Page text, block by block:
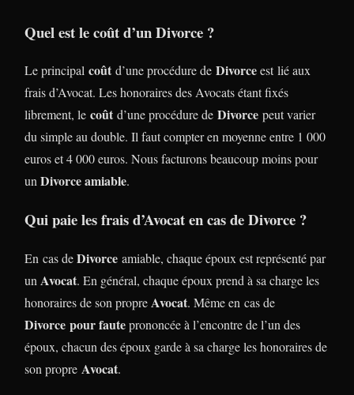
Quel est le coût d’un Divorce ?
Le principal coût d’une procédure de Divorceest lié aux
frais d’Avocat. Les honoraires des Avocats étant fixés
librement, le coût d’une procédure de Divorce peut varier
du simple au double. Il faut compter en moyenne entre 1 000
euros et 4 000 euros. Nous facturons beaucoup moins pour
unDivorce amiable.
Qui paie les frais d’Avocat en cas de Divorce ?
En cas deDivorce amiable, chaque époux est représenté par
un Avocat. En général, chaque époux prend à sa charge les
honoraires de son propreAvocat. Même en cas de
Divorce pour fauteprononcée à l’encontre de l’un des
époux, chacun des époux garde à sa charge les honoraires de
son propre Avocat.